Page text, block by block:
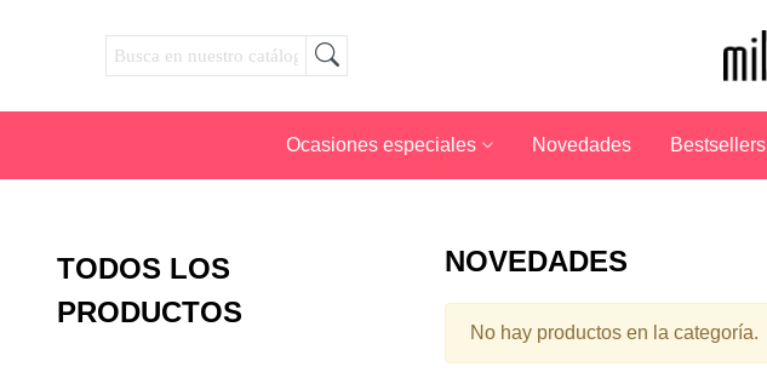
Ocasiones especiales Novedades Bestsellers
TODOS LOS
PRODUCTOS
NOVEDADES
No hay productos en la categoría.